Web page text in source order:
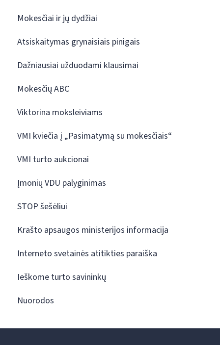
Mokesčiai ir jų dydžiai
Atsiskaitymas grynaisiais pinigais
Dažniausiai užduodami klausimai
Mokesčių ABC
Viktorina moksleiviams
VMI kviečia į „Pasimatymą su mokesčiais“
VMI turto aukcionai
Įmonių VDU palyginimas
STOP šešėliui
Krašto apsaugos ministerijos informacija
Interneto svetainės atitikties paraiška
Ieškome turto savininkų
Nuorodos